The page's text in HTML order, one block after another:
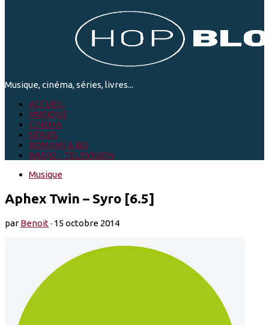
Musique, cinéma, séries, livres...
ACCUEIL
MUSIQUE
CINEMA
SÉRIES
ROMANS & BD
RADIO - TELEVISION
Musique
Aphex Twin – Syro [6.5]
parBenoit· 15 octobre 2014